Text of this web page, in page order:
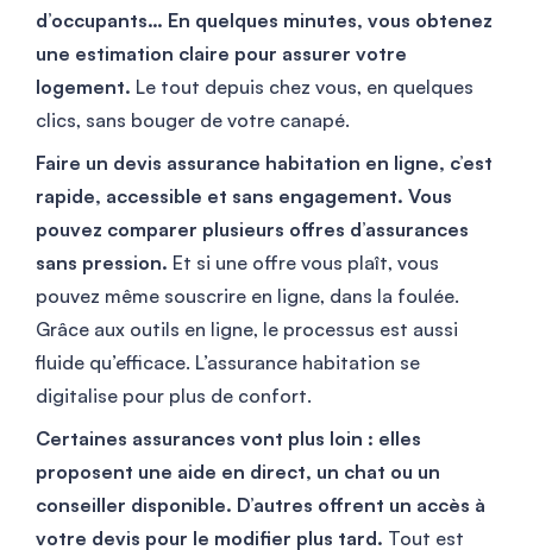
d’occupants… En quelques minutes, vous obtenez
une estimation claire pour assurer votre
logement. Le tout depuis chez vous, en quelques
clics, sans bouger de votre canapé.
Faire un devis assurance habitation en ligne, c’est
rapide, accessible et sans engagement. Vous
pouvez comparer plusieurs offres d’assurances
sans pression. Et si une offre vous plaît, vous
pouvez même souscrire en ligne, dans la foulée.
Grâce aux outils en ligne, le processus est aussi
fluide qu’efficace. L’assurance habitation se
digitalise pour plus de confort.
Certaines assurances vont plus loin : elles
proposent une aide en direct, un chat ou un
conseiller disponible. D’autres offrent un accès à
votre devis pour le modifier plus tard. Tout est